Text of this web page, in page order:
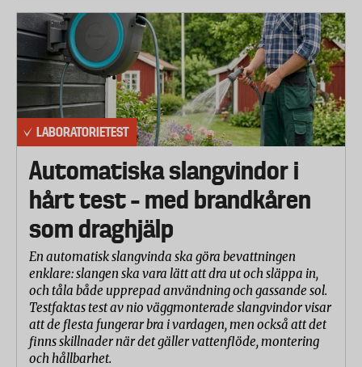
LABORATORIETEST
Automatiska slangvindor i
hårt test – med brandkåren
som draghjälp
En automatisk slangvinda ska göra bevattningen
enklare: slangen ska vara lätt att dra ut och släppa in,
och tåla både upprepad användning och gassande sol.
Testfaktas test av nio väggmonterade slangvindor visar
att de flesta fungerar bra i vardagen, men också att det
finns skillnader när det gäller vattenflöde, montering
och hållbarhet.